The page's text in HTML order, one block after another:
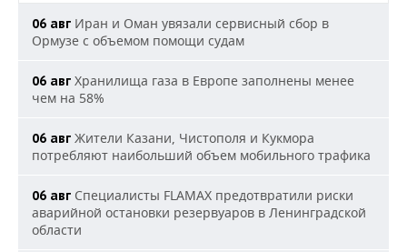
06 авг Иран и Оман увязали сервисный сбор в
Ормузе с объемом помощи судам
06 авг Хранилища газа в Европе заполнены менее
чем на 58%
06 авг Жители Казани, Чистополя и Кукмора
потребляют наибольший объем мобильного трафика
06 авг Специалисты FLAMAX предотвратили риски
аварийной остановки резервуаров в Ленинградской
области